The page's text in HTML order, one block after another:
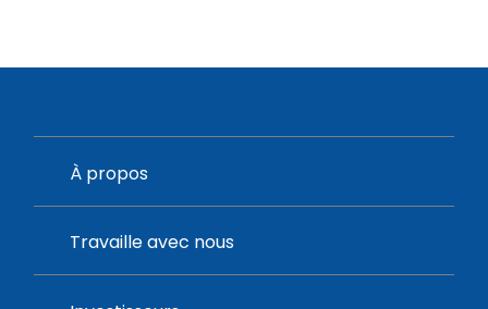
À propos
Travaille avec nous